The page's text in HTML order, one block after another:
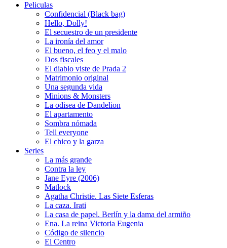
Peliculas
Confidencial (Black bag)
Hello, Dolly!
El secuestro de un presidente
La ironía del amor
El bueno, el feo y el malo
Dos fiscales
El diablo viste de Prada 2
Matrimonio original
Una segunda vida
Minions & Monsters
La odisea de Dandelion
El apartamento
Sombra nómada
Tell everyone
El chico y la garza
Series
La más grande
Contra la ley
Jane Eyre (2006)
Matlock
Agatha Christie. Las Siete Esferas
La caza. Irati
La casa de papel. Berlín y la dama del armiño
Ena. La reina Victoria Eugenia
Código de silencio
El Centro